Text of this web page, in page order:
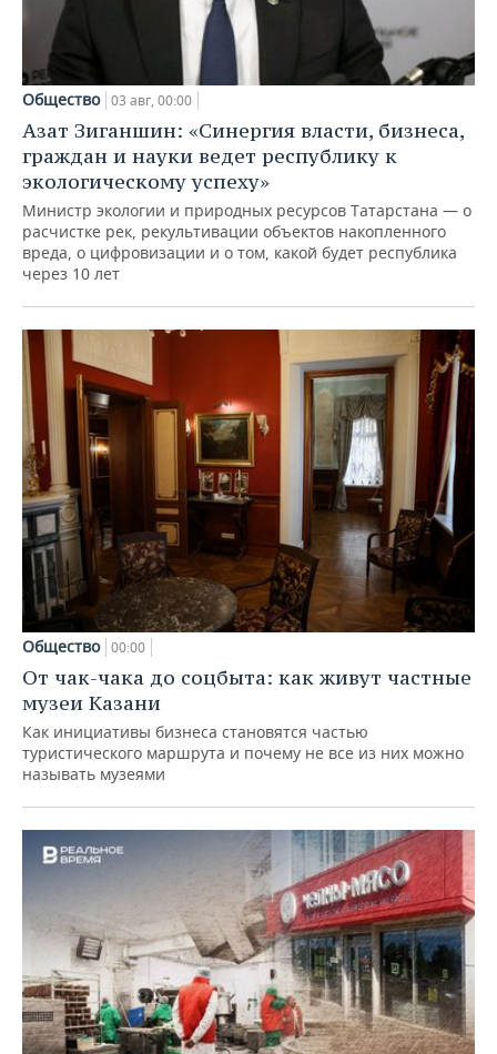
Общество 03 авг, 00:00
Азат Зиганшин: «Синергия власти, бизнеса,
граждан и науки ведет республику к
экологическому успеху»
Министр экологии и природных ресурсов Татарстана — о
расчистке рек, рекультивации объектов накопленного
вреда, о цифровизации и о том, какой будет республика
через 10 лет
Общество 00:00
От чак-чака до соцбыта: как живут частные
музеи Казани
Как инициативы бизнеса становятся частью
туристического маршрута и почему не все из них можно
называть музеями